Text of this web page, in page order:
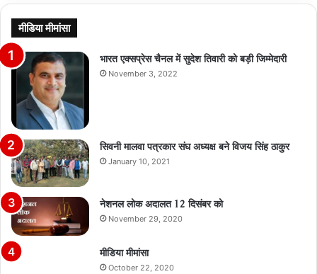
मीडिया मीमांसा
भारत एक्सप्रेस चैनल में सुदेश तिवारी को बड़ी जिम्मेदारी
November 3, 2022
सिवनी मालवा पत्रकार संघ अध्यक्ष बने विजय सिंह ठाकुर
January 10, 2021
नेशनल लोक अदालत 12 दिसंबर को
November 29, 2020
मीडिया मीमांसा
October 22, 2020